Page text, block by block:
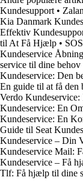
Kundesupport •
Kia Danmark
Effektiv
til At Få Hjælp •
Kundeservice
service til dine behov
Kundeservice: Den
En guide til at få den
Verdo
Kundeservice: En
Kundeservice: En
Guide til Seat
Kundeservice – Din
Kundeservice Mail:
Kundeservice – Få
Tlf: Få hjælp til dine